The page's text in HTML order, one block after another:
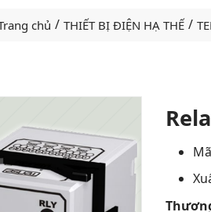
chủ / THIẾT BỊ ĐIỆN HẠ THẾ /
Add
to
wishlist